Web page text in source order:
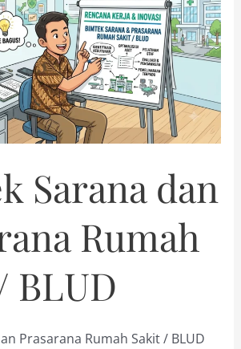
Sarana dan
Rumah
BLUD
Prasarana Rumah Sakit / BLUD